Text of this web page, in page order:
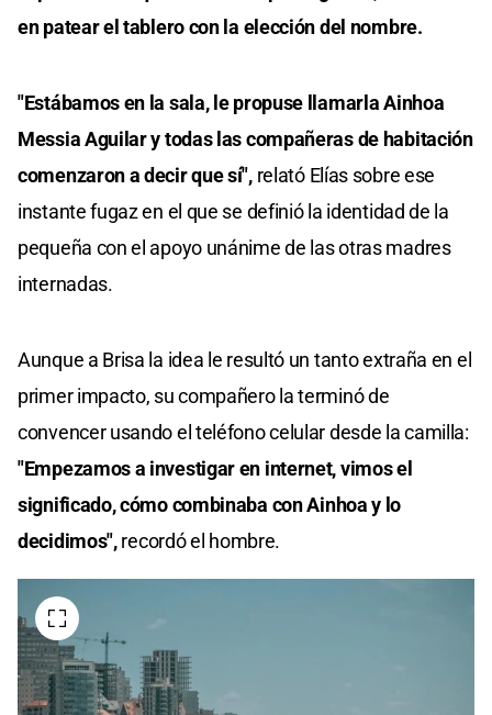
en patear el tablero con la elección del nombre.
"Estábamos en la sala, le propuse llamarla Ainhoa
Messia Aguilar y todas las compañeras de habitación
comenzaron a decir que sí", relató Elías sobre ese
instante fugaz en el que se definió la identidad de la
pequeña con el apoyo unánime de las otras madres
internadas.
Aunque a Brisa la idea le resultó un tanto extraña en el
primer impacto, su compañero la terminó de
convencer usando el teléfono celular desde la camilla:
"Empezamos a investigar en internet, vimos el
significado, cómo combinaba con Ainhoa y lo
decidimos",recordó el hombre.